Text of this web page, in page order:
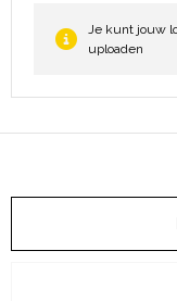
HeuptassenJe kunt jouw
uploaden